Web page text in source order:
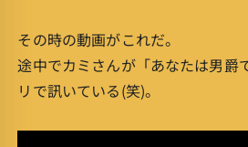
その時の動画がこれだ。
途中でカミさんが「あなたは男爵
リで訊いている(笑)。